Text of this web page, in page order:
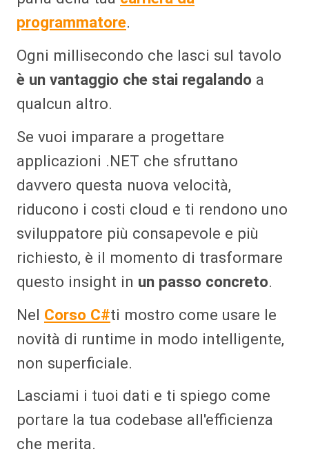
programmatore.
Ogni millisecondo che lasci sul tavolo
è un vantaggio che stai regalando a
qualcun altro.
Se vuoi imparare a progettare
applicazioni .NET che sfruttano
davvero questa nuova velocità,
riducono i costi cloud e ti rendono uno
sviluppatore più consapevole e più
richiesto, è il momento di trasformare
questo insight in un passo concreto.
Nel Corso C#ti mostro come usare le
novità di runtime in modo intelligente,
non superficiale.
Lasciami i tuoi dati e ti spiego come
portare la tua codebase all'efficienza
che merita.